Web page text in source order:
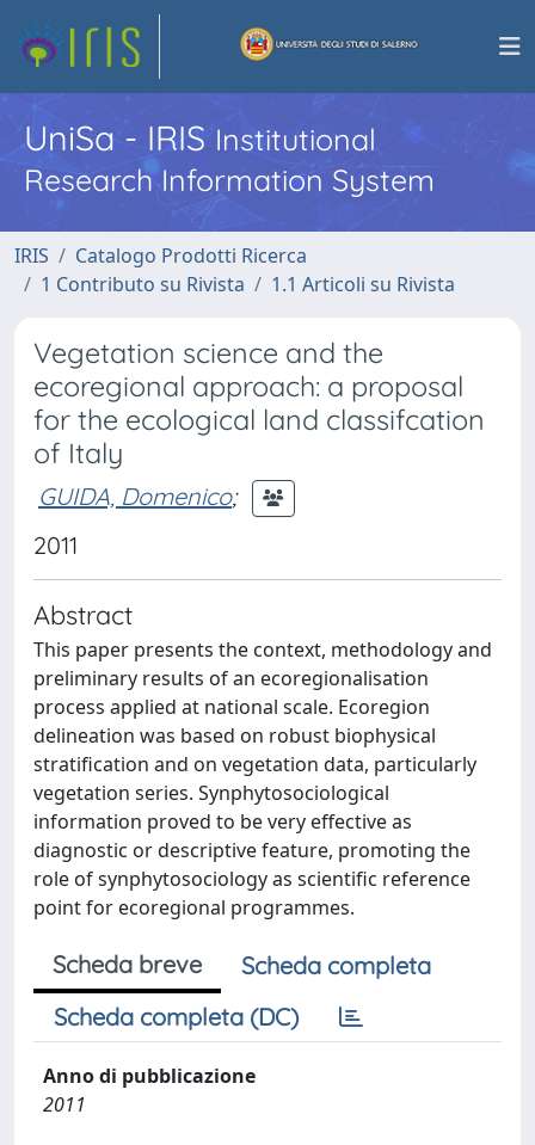
UniSa - IRISInstitutional
Research Information System
IRIS
Catalogo Prodotti Ricerca
1 Contributo su Rivista
1.1 Articoli su Rivista
Vegetation science and the
ecoregional approach: a proposal
for the ecological land classifcation
of Italy
GUIDA, Domenico;
2011
Abstract
This paper presents the context, methodology and
preliminary results of an ecoregionalisation
process applied at national scale. Ecoregion
delineation was based on robust biophysical
stratification and on vegetation data, particularly
vegetation series. Synphytosociological
information proved to be very effective as
diagnostic or descriptive feature, promoting the
role of synphytosociology as scientific reference
point for ecoregional programmes.
Scheda breve
Scheda completa
Scheda completa (DC)
Anno di pubblicazione
2011